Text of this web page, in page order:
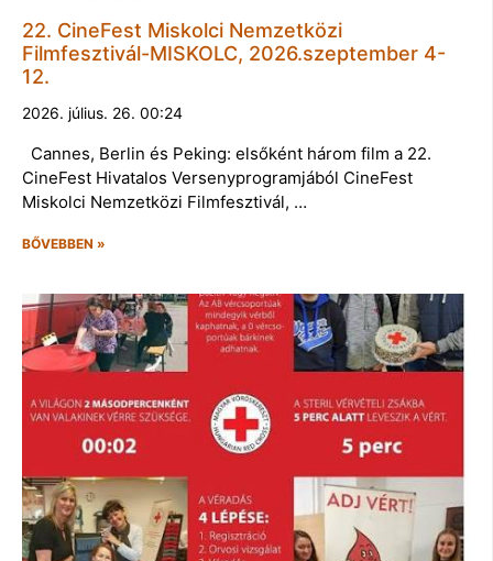
22. CineFest Miskolci Nemzetközi
Filmfesztivál-MISKOLC, 2026.szeptember 4-
12.
2026. július. 26. 00:24
Cannes, Berlin és Peking: elsőként három film a 22.
CineFest Hivatalos Versenyprogramjából CineFest
Miskolci Nemzetközi Filmfesztivál, …
BŐVEBBEN »